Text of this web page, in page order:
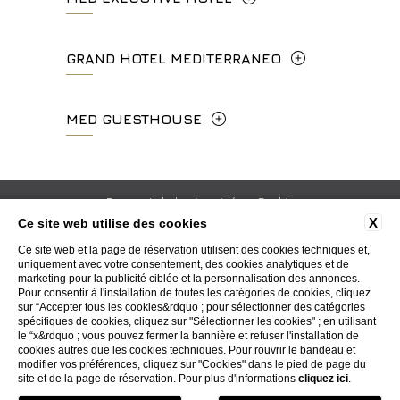
l'Angelico, 35, 50014 Fiesole Città
+39 055 597252
info.vf@fhhotelgroup.it
booking.vf@fhhotelgroup.it
+39 055 06 92 860
info.meh@fhhotelgroup.it
P.Iva 0043421 048 0
GRAND HOTEL MEDITERRANEO
+39 055 660241
info.ghm@fhhotelgroup.it
P.Iva 00434210480
MED GUESTHOUSE
booking.mgh@fhhotelgroup.it
P.Iva 00434210480
Respect de la vie privée
Cookie
Informations sur la société
Contacts
Whistleblowing Accessibility
WEBSITE BY BLASTNESS
X
Ce site web utilise des cookies
Ce site web et la page de réservation utilisent des cookies techniques et,
uniquement avec votre consentement, des cookies analytiques et de
marketing pour la publicité ciblée et la personnalisation des annonces.
Pour consentir à l'installation de toutes les catégories de cookies, cliquez
sur “Accepter tous les cookies&rdquo ; pour sélectionner des catégories
spécifiques de cookies, cliquez sur "Sélectionner les cookies" ; en utilisant
le “x&rdquo ; vous pouvez fermer la bannière et refuser l'installation de
cookies autres que les cookies techniques. Pour rouvrir le bandeau et
modifier vos préférences, cliquez sur "Cookies" dans le pied de page du
site et de la page de réservation. Pour plus d'informations cliquez ici.